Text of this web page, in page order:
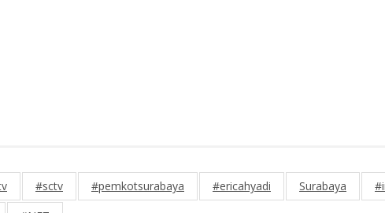
#sctv #pemkotsurabaya #ericahyadi Surabaya